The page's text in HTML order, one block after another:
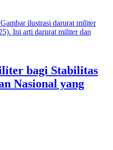
bagi Stabilitas
Nasional yang